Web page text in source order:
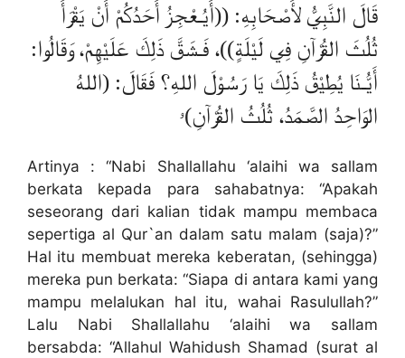
قَالَ النَّبِيُّ لأَصْحَابِهِ: ((أَيُـعْجِزُ أَحَدُكُمْ أَنْ يَقْرَأَ
ثُلُثَ القُرْآنِ فِي لَيْلَةٍ))، فَـشَقَّ ذَلِكَ عَلَيْهِمْ، وَقَالُوا:
أَيُّـنَا يُطِيْقُ ذَلِكَ يَا رَسُوْلَ اللهِ؟ فَقَالَ: (اللهُ
الوَاحِدُ الصَّمَدُ، ثُلُثُ القُرْآنِ)ۥ
Artinya : “Nabi Shallallahu ‘alaihi wa sallam
berkata kepada para sahabatnya: “Apakah
seseorang dari kalian tidak mampu membaca
sepertiga al Qur`an dalam satu malam (saja)?”
Hal itu membuat mereka keberatan, (sehingga)
mereka pun berkata: “Siapa di antara kami yang
mampu melalukan hal itu, wahai Rasulullah?”
Lalu Nabi Shallallahu ‘alaihi wa sallam
bersabda: “Allahul Wahidush Shamad (surat al